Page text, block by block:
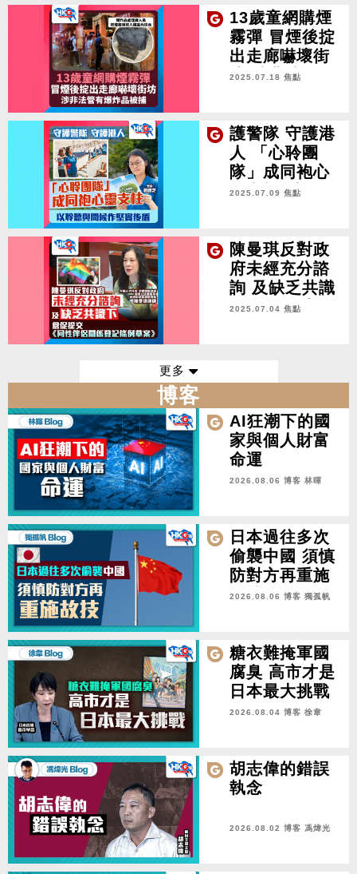
13歲童網購煙
霧彈 冒煙後掟
出走廊嚇壞街
坊 涉非法管有
2025.07.18 焦點
護警隊 守護港
人 「心聆團
隊」成同袍心
靈支柱 以聆聽
2025.07.09 焦點
陳曼琪反對政
府未經充分諮
詢 及缺乏共識
下 倉促提交
2025.07.04 焦點
更多
博客
AI狂潮下的國
家與個人財富
命運
2026.08.06 博客 林暉
日本過往多次
偷襲中國 須慎
防對方再重施
故技
2026.08.06 博客 獨孤帆
糖衣難掩軍國
腐臭 高市才是
日本最大挑戰
2026.08.04 博客 徐韋
胡志偉的錯誤
執念
2026.08.02 博客 馮煒光